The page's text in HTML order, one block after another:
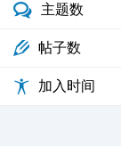
主题数
帖子数
加入时间